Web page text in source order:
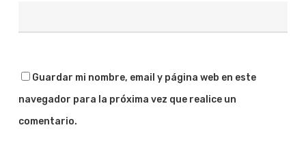
Guardar mi nombre, email y página web en este
navegador para la próxima vez que realice un
comentario.